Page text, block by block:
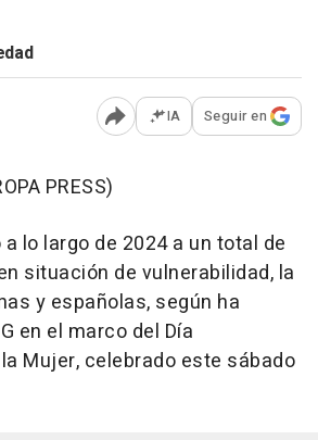
Abrir opciones para
IA Seguir en
PRESS)
lo largo de 2024 a un total de
situación de vulnerabilidad, la
y españolas, según ha
en el marco del Día
Mujer, celebrado este sábado